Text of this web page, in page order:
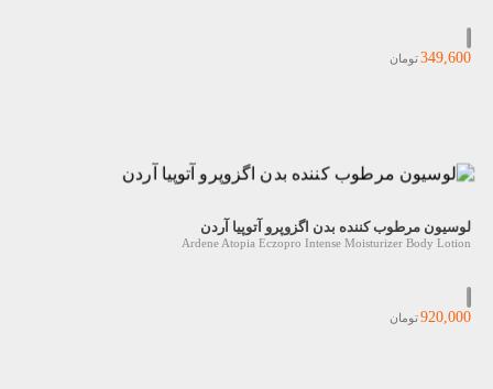
349,600تومان
لوسیون مرطوب کننده بدن اگزوپرو آتوپیا آردن
Ardene Atopia Eczopro Intense Moisturizer Body Lotion
920,000تومان